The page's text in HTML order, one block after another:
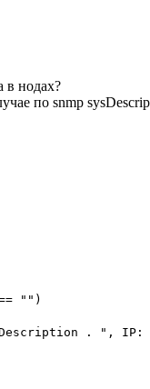
в нодах?
по snmp
"")
. ", IP: